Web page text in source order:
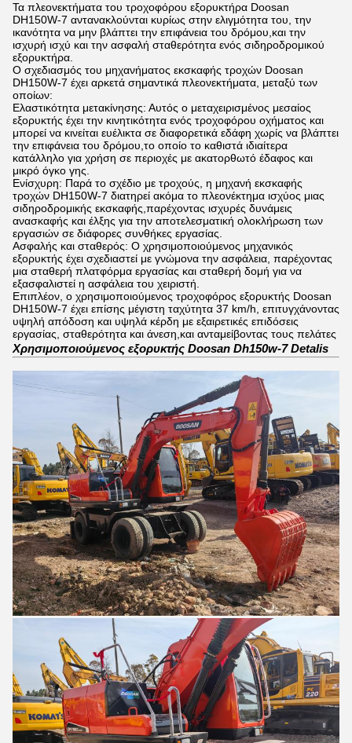
Τα πλεονεκτήματα του τροχοφόρου εξορυκτήρα Doosan
DH150W-7 αντανακλούνται κυρίως στην ελιγμότητα του, την
ικανότητα να μην βλάπτει την επιφάνεια του δρόμου,και την
ισχυρή ισχύ και την ασφαλή σταθερότητα ενός σιδηροδρομικού
εξορυκτήρα.
Ο σχεδιασμός του μηχανήματος εκσκαφής τροχών Doosan
DH150W-7 έχει αρκετά σημαντικά πλεονεκτήματα, μεταξύ των
οποίων:
Ελαστικότητα μετακίνησης: Αυτός ο μεταχειρισμένος μεσαίος
εξορυκτής έχει την κινητικότητα ενός τροχοφόρου οχήματος και
μπορεί να κινείται ευέλικτα σε διαφορετικά εδάφη χωρίς να βλάπτει
την επιφάνεια του δρόμου,το οποίο το καθιστά ιδιαίτερα
κατάλληλο για χρήση σε περιοχές με ακατορθωτό έδαφος και
μικρό όγκο γης.
Ενίσχυρη: Παρά το σχέδιο με τροχούς, η μηχανή εκσκαφής
τροχών DH150W-7 διατηρεί ακόμα το πλεονέκτημα ισχύος μιας
σιδηροδρομικής εκσκαφής,παρέχοντας ισχυρές δυνάμεις
ανασκαφής και έλξης για την αποτελεσματική ολοκλήρωση των
εργασιών σε διάφορες συνθήκες εργασίας.
Ασφαλής και σταθερός: Ο χρησιμοποιούμενος μηχανικός
εξορυκτής έχει σχεδιαστεί με γνώμονα την ασφάλεια, παρέχοντας
μια σταθερή πλατφόρμα εργασίας και σταθερή δομή για να
εξασφαλιστεί η ασφάλεια του χειριστή.
Επιπλέον, ο χρησιμοποιούμενος τροχοφόρος εξορυκτής Doosan
DH150W-7 έχει επίσης μέγιστη ταχύτητα 37 km/h, επιτυγχάνοντας
υψηλή απόδοση και υψηλά κέρδη με εξαιρετικές επιδόσεις
εργασίας, σταθερότητα και άνεση,και ανταμείβοντας τους πελάτες
Χρησιμοποιούμενος εξορυκτής Doosan Dh150w-7 Detalis